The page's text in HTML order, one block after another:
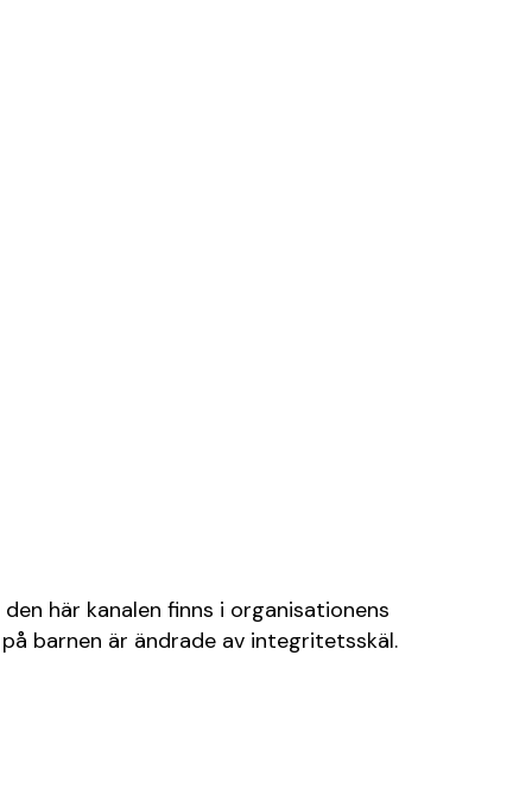
här kanalen finns i organisationens
barnen är ändrade av integritetsskäl.